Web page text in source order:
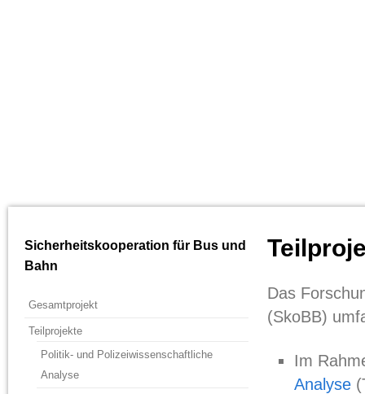
Das
(SkoBB)
Im
Analyse
Sicherheitskooperation für Bus und
Bahn
Gesamtprojekt
Teilprojekte
Politik- und Polizeiwissenschaftliche
Analyse